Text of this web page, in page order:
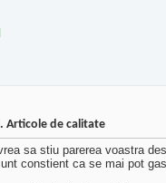
Articole de calitate
sa stiu parerea voastra
constient ca se mai pot